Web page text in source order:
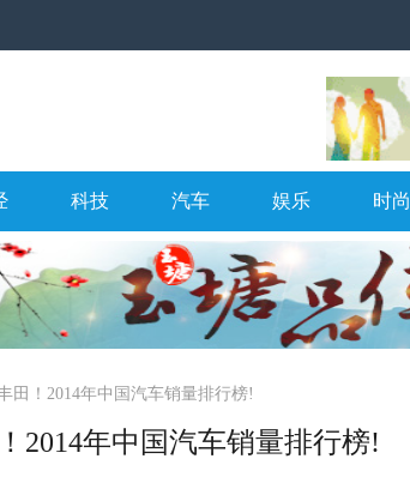
科技 汽车 娱乐 时尚
田！2014年中国汽车销量排行榜!
2014年中国汽车销量排行榜!